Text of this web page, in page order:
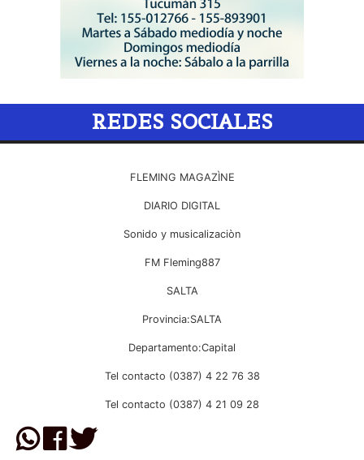
REDES SOCIALES
FLEMING MAGAZÌNE
DIARIO DIGITAL
Sonido y musicalizaciòn
FM Fleming887
SALTA
Provincia:SALTA
Departamento:Capital
Tel contacto (0387) 4 22 76 38
Tel contacto (0387) 4 21 09 28